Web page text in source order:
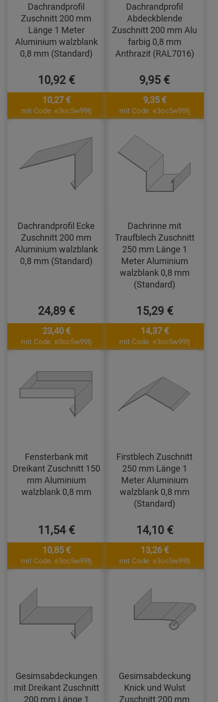
Dachrandprofil
Zuschnitt 200 mm
Länge 1 Meter
Aluminium walzblank
0,8 mm (Standard)
10,92 €
10,27 €
mit Code: e3oc5w99fj
Dachrandprofil
Abdeckblende
Zuschnitt 200 mm Alu
farbig 0,8 mm
Anthrazit (RAL7016)
9,95 €
9,35 €
mit Code: e3oc5w99fj
Dachrandprofil Ecke
Zuschnitt 200 mm
Aluminium walzblank
0,8 mm (Standard)
24,89 €
23,40 €
mit Code: e3oc5w99fj
Dachrinne mit
Traufblech Zuschnitt
250 mm Länge 1
Meter Aluminium
walzblank 0,8 mm
(Standard)
15,29 €
14,37 €
mit Code: e3oc5w99fj
Fensterbank mit
Dreikant Zuschnitt 150
mm Aluminium
walzblank 0,8 mm
11,54 €
10,85 €
mit Code: e3oc5w99fj
Firstblech Zuschnitt
250 mm Länge 1
Meter Aluminium
walzblank 0,8 mm
(Standard)
14,10 €
13,26 €
mit Code: e3oc5w99fj
Gesimsabdeckungen
mit Dreikant Zuschnitt
200 mm Länge 1
Gesimsabdeckung
Knick und Wulst
Zuschnitt 200 mm